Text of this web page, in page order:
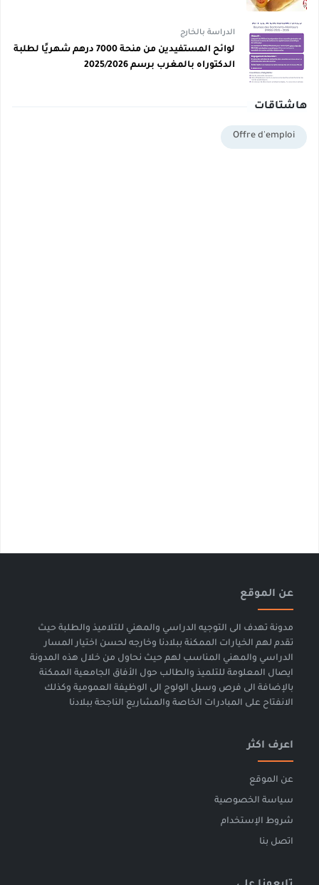
الدراسة بالخارج
لوائح المستفيدين من منحة 7000 درهم شهريًا لطلبة
الدكتوراه بالمغرب برسم 2025/2026
هاشتاقات
Offre d'emploi
عن الموقع
مدونة تهدف الى التوجيه الدراسي والمهني للتلاميذ والطلبة حيث
تقدم لهم الخيارات الممكنة ببلادنا وخارجه لحسن اختيار المسار
الدراسي والمهني المناسب لهم حيث نحاول من خلال هذه المدونة
ايصال المعلومة للتلميذ والطالب حول الأفاق الجامعية الممكنة
بالإضافة الى فرص وسبل الولوج الى الوظيفة العمومية وكذلك
الانفتاح على المبادرات الخاصة والمشاريع الناجحة ببلادنا
اعرف اكثر
عن الموقع
سياسة الخصوصية
شروط الإستخدام
اتصل بنا